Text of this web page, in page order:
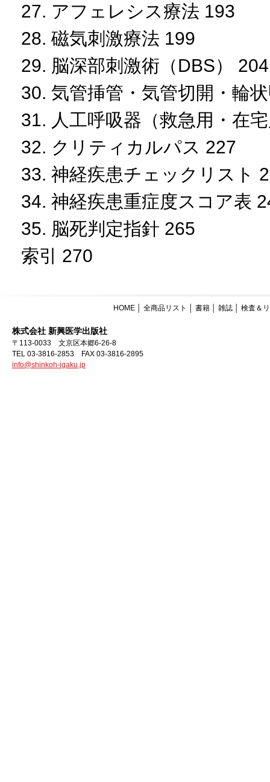
27. アフェレシス療法 193
28. 磁気刺激療法 199
29. 脳深部刺激術（DBS） 204
30. 気管挿管・気管切開・輪
31. 人工呼吸器（救急用・在
32. クリティカルパス 227
33. 神経疾患チェックリスト
34. 神経疾患重症度スコア表
35. 脳死判定指針 265
索引 270
HOME 全商品リスト 書籍 雑誌 検査＆
株式会社 新興医学出版社
〒113-0033 文京区本郷6-26-8
TEL 03-3816-2853 FAX 03-3816-2895
info@shinkoh-igaku.jp